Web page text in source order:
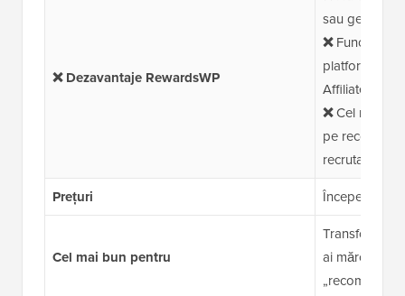
❌ Dezavantaje RewardsWP
sau
❌Funcții
platformele
AffiliateWP
❌Cel mai
pe
recrutarea
Prețuri
Începe de la
Cel mai bun pentru
ai mărcii
„recomandă